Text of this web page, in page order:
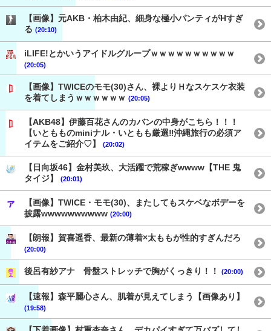
【画像】元AKB・柏木由紀、細身な極小パンティがHすぎ
る (20:10)
iLIFE!とかいうアイドルグループｗｗｗｗｗｗｗｗｗｗ
(20:05)
【画像】TWICEのモモ(30)さん、裸よりＨなスケスケ衣装
を着てしまうｗｗｗｗｗｗ (20:05)
【AKB48】伊藤百花さんのカバンの中身がこちら！！！
【いともものminiナル・いともも厳選‼︎沖縄旅行の必須ア
イテムをご紹介♡】
(20:02)
【日向坂46】金村美玖、大活躍で荒稼ぎwwww【THE 鬼
タイジ】
(20:01)
【画像】TWICE・モモ(30)、またしてもスケベなボデーを
披露wwwwwwwwww (20:00)
【朗報】賀喜遥香、最新の薄着×太ももが性的すぎんだろ
(20:00)
後呂有紗アナ 骨盤ストレッチで胸がくっきり！！ (20:00)
【速報】森平麗心さん、肌着が見えてしまう【画像あり】
(19:58)